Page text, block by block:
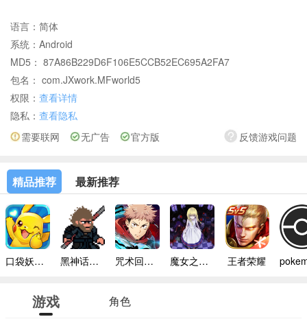
语言： 简体
系统： Android
MD5： 87A86B229D6F106E5CCB52EC695A2FA7
包名： com.JXwork.MFworld5
权限： 查看详情
隐私： 查看隐私
反馈游戏问题
需要联网 无广告 官方版
精品推荐 最新推荐
口袋妖怪模拟器手机版 黑神话悟空像素版内置菜单 咒术回战幻影巡游台服 魔女之家手机版 王者荣耀
游戏 角色